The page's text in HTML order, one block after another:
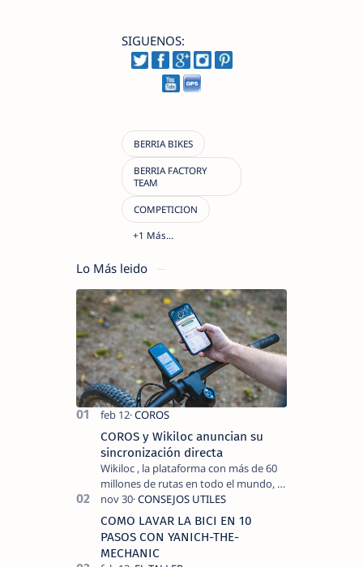
SIGUENOS:
Lo Más leido
COROS y Wikiloc anuncian su
sincronización directa
Wikiloc , la plataforma con más de 60
millones de rutas en todo el mundo, y
COROS , marca de dispositivos GPS
reconocida mundialmente por su
tecnolo…
COMO LAVAR LA BICI EN 10
PASOS CON YANICH-THE-
MECHANIC